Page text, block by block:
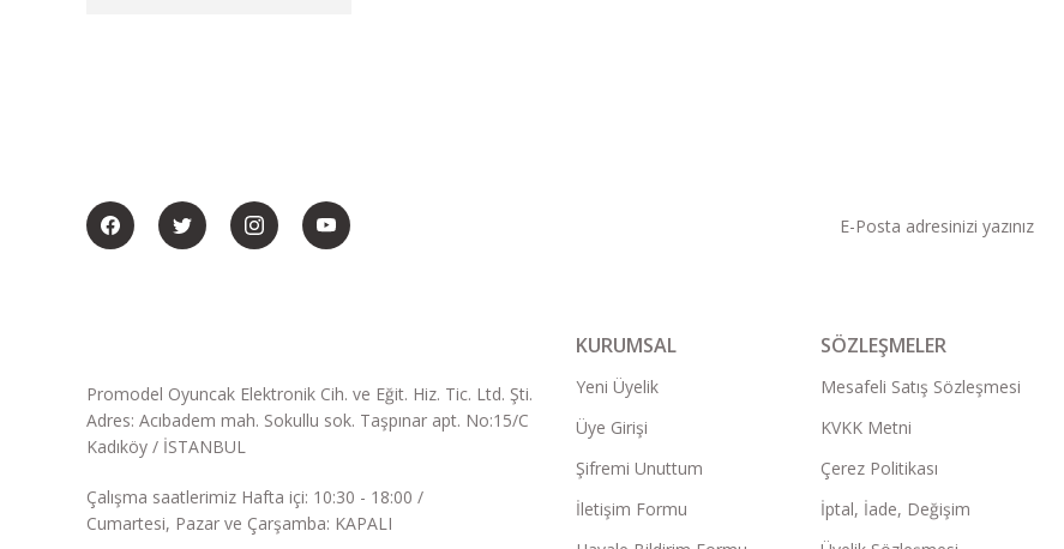
Promodel Oyuncak Elektronik Cih. ve Eğit. Hiz. Tic. Ltd. Şti.
Adres: Acıbadem mah. Sokullu sok. Taşpınar apt. No:15/C
Kadıköy / İSTANBUL
Çalışma saatlerimiz Hafta içi: 10:30 - 18:00 /
Cumartesi, Pazar ve Çarşamba: KAPALI
KURUMSAL
Yeni Üyelik
Üye Girişi
Şifremi Unuttum
İletişim Formu
SÖZLEŞMELER
Mesafeli Satış Sözleşmesi
KVKK Metni
Çerez Politikası
İptal, İade, Değişim